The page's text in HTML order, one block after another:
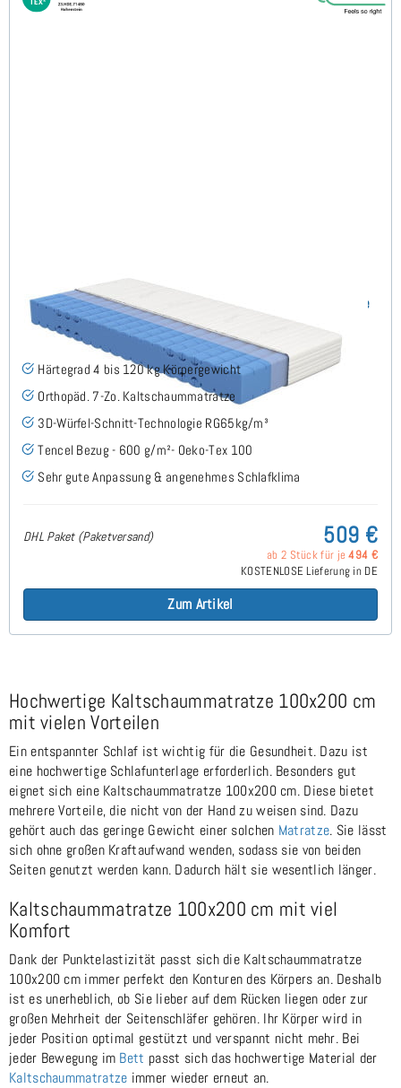
Keru H4 (TENCEL™ Lyocell) RG65 Kaltschaummatratze
100x200 cm - Sonderanfertigung
Härtegrad 4 bis 120 kg Körpergewicht
Orthopäd. 7-Zo. Kaltschaummatratze
3D-Würfel-Schnitt-Technologie RG65kg/m³
Tencel Bezug - 600 g/m²- Oeko-Tex 100
Sehr gute Anpassung & angenehmes Schlafklima
DHL Paket (Paketversand) 509 €
ab 2 Stück für je494 €
KOSTENLOSE Lieferung in DE
Zum Artikel
Hochwertige Kaltschaummatratze 100x200 cm
mit vielen Vorteilen
Ein entspannter Schlaf ist wichtig für die Gesundheit. Dazu ist
eine hochwertige Schlafunterlage erforderlich. Besonders gut
eignet sich eine Kaltschaummatratze 100x200 cm. Diese bietet
mehrere Vorteile, die nicht von der Hand zu weisen sind. Dazu
gehört auch das geringe Gewicht einer solchen Matratze. Sie lässt
sich ohne großen Kraftaufwand wenden, sodass sie von beiden
Seiten genutzt werden kann. Dadurch hält sie wesentlich länger.
Kaltschaummatratze 100x200 cm mit viel
Komfort
Dank der Punktelastizität passt sich die Kaltschaummatratze
100x200 cm immer perfekt den Konturen des Körpers an. Deshalb
ist es unerheblich, ob Sie lieber auf dem Rücken liegen oder zur
großen Mehrheit der Seitenschläfer gehören. Ihr Körper wird in
jeder Position optimal gestützt und verspannt nicht mehr. Bei
jeder Bewegung im Bett passt sich das hochwertige Material der
Kaltschaummatratze immer wieder erneut an.